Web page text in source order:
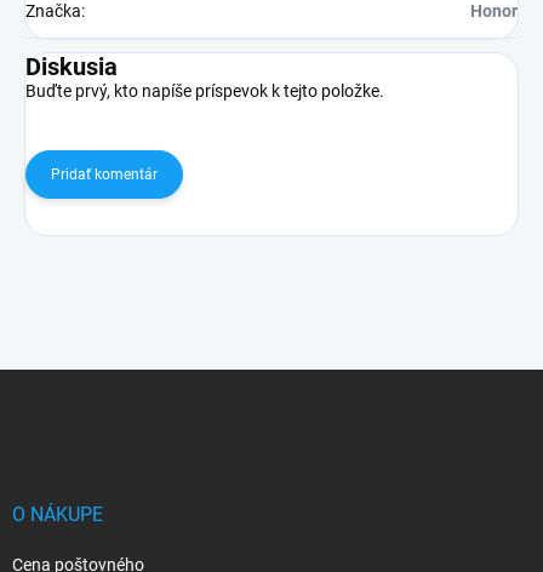
Značka: Honor
Diskusia
Buďte prvý, kto napíše príspevok k tejto položke.
Pridať komentár
O NÁKUPE
Cena poštovného